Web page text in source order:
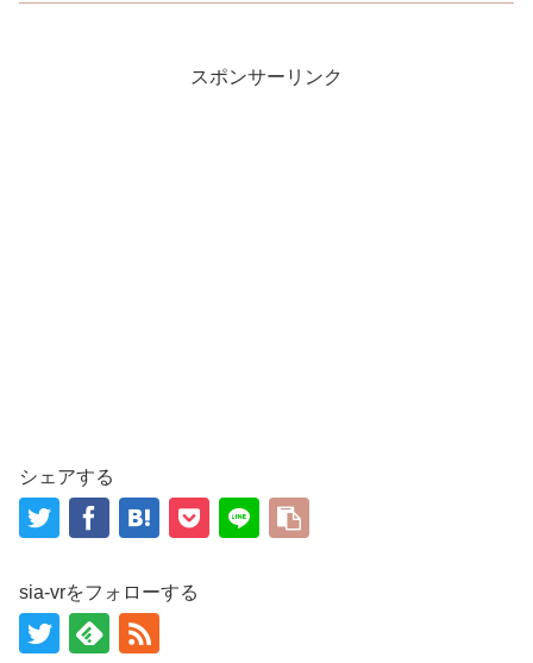
スポンサーリンク
シェアする
sia-vrをフォローする